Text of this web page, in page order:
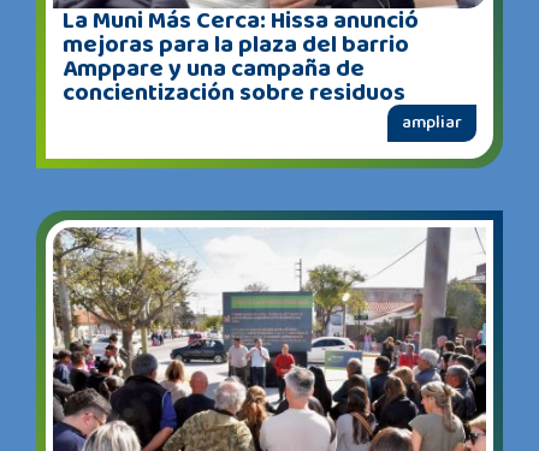
La Muni Más Cerca: Hissa anunció
mejoras para la plaza del barrio
Amppare y una campaña de
concientización sobre residuos
ampliar